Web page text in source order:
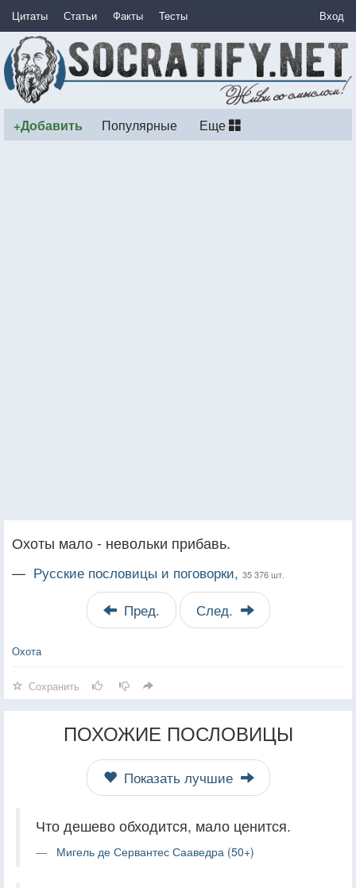
Цитаты Статьи Факты Тесты Вход
+Добавить Популярные Еще
Охоты мало - невольки прибавь.
— Русские пословицы и поговорки, 35 376 шт.
Пред. След.
Охота
Сохранить
ПОХОЖИЕ ПОСЛОВИЦЫ
Показать лучшие
Что дешево обходится, мало ценится.
Мигель де Сервантес Сааведра (50+)